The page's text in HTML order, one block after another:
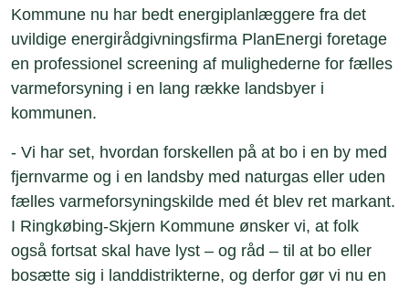
Kommune nu har bedt energiplanlæggere fra det
uvildige energirådgivningsfirma PlanEnergi foretage
en professionel screening af mulighederne for fælles
varmeforsyning i en lang række landsbyer i
kommunen.
- Vi har set, hvordan forskellen på at bo i en by med
fjernvarme og i en landsby med naturgas eller uden
fælles varmeforsyningskilde med ét blev ret markant.
I Ringkøbing-Skjern Kommune ønsker vi, at folk
også fortsat skal have lyst – og råd – til at bo eller
bosætte sig i landdistrikterne, og derfor gør vi nu en